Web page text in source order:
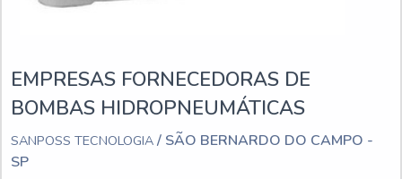
EMPRESAS FORNECEDORAS DE
BOMBAS HIDROPNEUMÁTICAS
SANPOSS TECNOLOGIA / SÃO BERNARDO DO CAMPO -
SP